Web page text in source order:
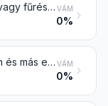
Palakő durván nagyolva vagy fűrésszel vagy más módon egyszerűen vágva is, tömb vagy téglalap (beleértve a négyzet) alakú tábla formában VÁM
0%
Márvány, travertin, ekozin és más emlékművi vagy építőkő mészkőből, legalább 2,5 térfogattömegű és alabástrom durván nagyolva vagy fűrésszel vagy más módon egyszerűen vágva is, tömb vagy téglalap (beleértve a négyzet) alakú tábla formában VÁM
0%